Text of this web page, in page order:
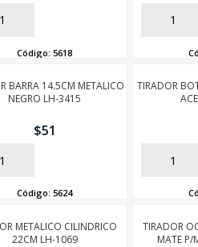
Código:5618
AÑADIR
BARRA 14.5CM METALICO
NEGRO LH-3415
$51
Código:5624
TIRADOR
AÑADIR
METALICO CILINDRICO
22CM LH-1069
TIRADOR
MATE P/